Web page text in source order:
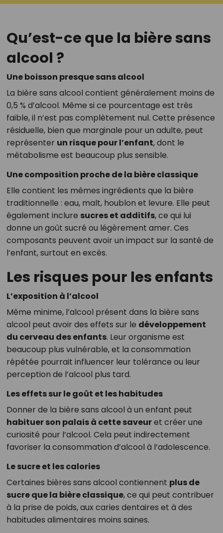
Qu’est-ce que la bière sans
alcool ?
Une boisson presque sans alcool
La bière sans alcool contient généralement moins de
0,5 % d’alcool. Même si ce pourcentage est très
faible, il n’est pas complètement nul. Cette présence
résiduelle, bien que marginale pour un adulte, peut
représenter un risque pour l’enfant, dont le
métabolisme est beaucoup plus sensible.
Une composition proche de la bière classique
Elle contient les mêmes ingrédients que la bière
traditionnelle : eau, malt, houblon et levure. Elle peut
également inclure sucres et additifs, ce qui lui
donne un goût sucré ou légèrement amer. Ces
composants peuvent avoir un impact sur la santé de
l’enfant, surtout en excès.
Les risques pour les enfants
L’exposition à l’alcool
Même minime, l’alcool présent dans la bière sans
alcool peut avoir des effets sur le développement
du cerveau des enfants. Leur organisme est
beaucoup plus vulnérable, et la consommation
répétée pourrait influencer leur tolérance ou leur
perception de l’alcool plus tard.
Les effets sur le goût et les habitudes
Donner de la bière sans alcool à un enfant peut
habituer son palais à cette saveuret créer une
curiosité pour l’alcool. Cela peut indirectement
favoriser la consommation d’alcool à l’adolescence.
Le sucre et les calories
Certaines bières sans alcool contiennent plus de
sucre que la bière classique, ce qui peut contribuer
à la prise de poids, aux caries dentaires et à des
habitudes alimentaires moins saines.